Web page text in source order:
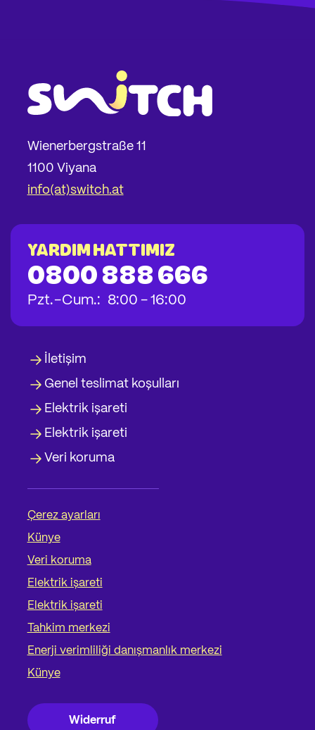
Wienerbergstraße 11
1100 Viyana
info(at)switch.at
YARDIM HATTIMIZ
0800 888 666
Pzt.bis
-Cum.: bis
8:00 - bis
16:00
İletişim
Genel teslimat koşulları
Elektrik işareti
Elektrik işareti
Veri koruma
Çerez ayarları
Künye
Veri koruma
Elektrik işareti
Elektrik işareti
Tahkim merkezi
Enerji verimliliği danışmanlık merkezi
Künye
Widerruf